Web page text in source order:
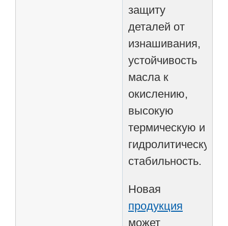
защиту
деталей от
изнашивания,
устойчивость
масла к
окислению,
высокую
термическую и
гидролитическую
стабильность.
Новая
продукция
может